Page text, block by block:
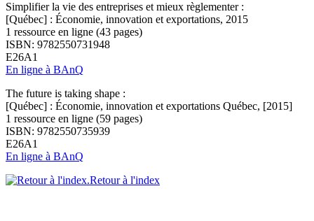
Simplifier la vie des entreprises et mieux règlementer :
[Québec] : Économie, innovation et exportations, 2015
1 ressource en ligne (43 pages)
ISBN: 9782550731948
E26A1
En ligne à BAnQ
The future is taking shape :
[Québec] : Économie, innovation et exportations Québec, [2015]
1 ressource en ligne (59 pages)
ISBN: 9782550735939
E26A1
En ligne à BAnQ
Retour à l'index